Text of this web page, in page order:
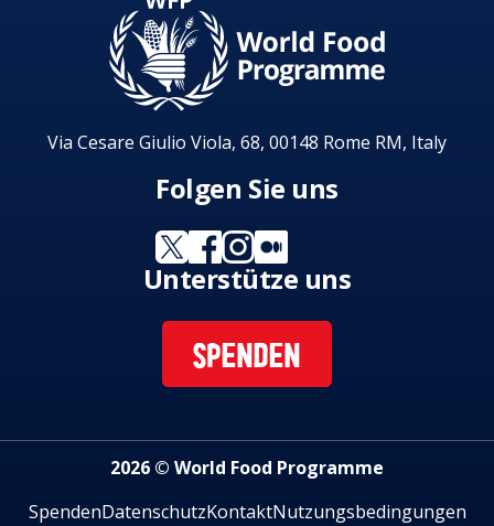
Via Cesare Giulio Viola, 68, 00148 Rome RM, Italy
Folgen Sie uns
Unterstütze uns
SPENDEN
2026 © World Food Programme
SpendenDatenschutzKontaktNutzungsbedingungen